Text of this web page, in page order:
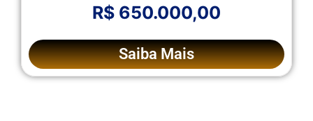
R$ 650.000,00
Saiba Mais